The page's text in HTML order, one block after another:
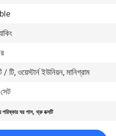
টি, ওয়েস্টার্ন ইউনিয়ন, মানিগ্রাম
পরিষ্কার ঘর পাস,থ্রু বক্সটি